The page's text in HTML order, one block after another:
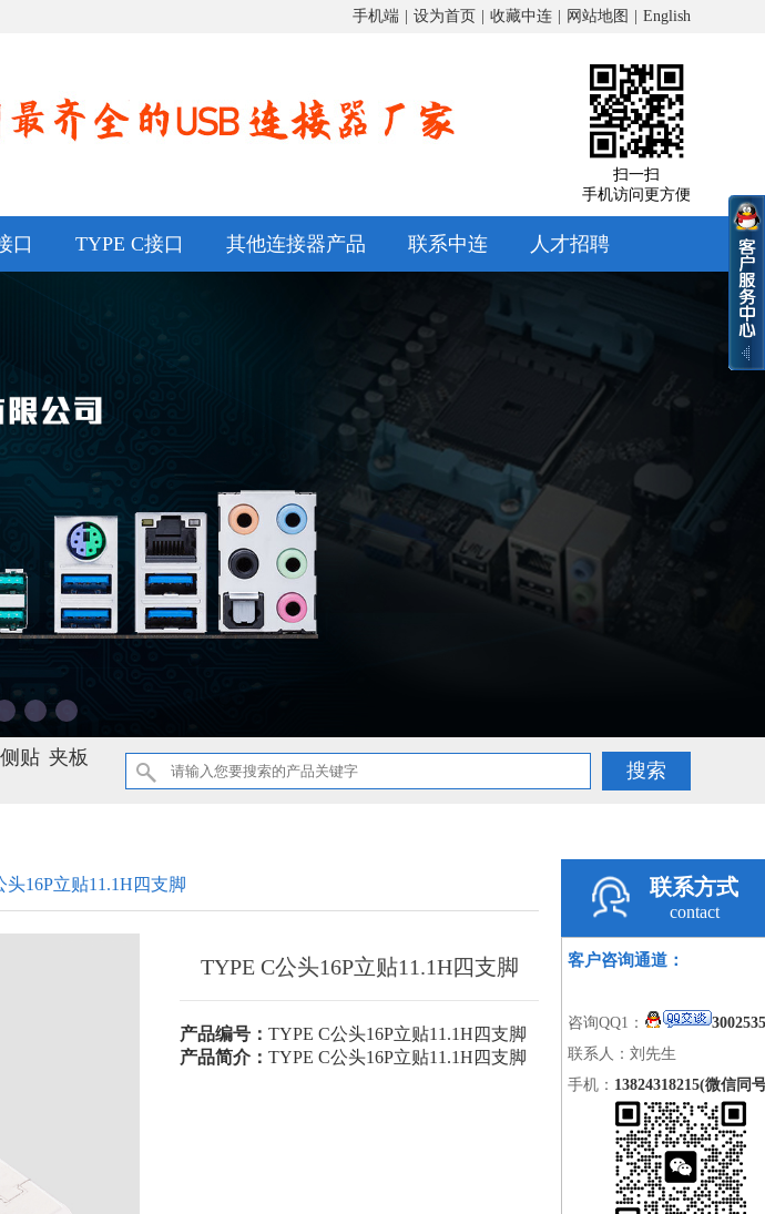
手机端 设为首页 收藏中连 网站地图 English
扫一扫
手机访问更方便
口 TYPE C接口 其他连接器产品 联系中连 人才招聘
侧贴 夹板
头16P立贴11.1H四支脚
TYPE C公头16P立贴11.1H四支脚
产品编号： TYPE C公头16P立贴11.1H四支脚
产品简介： TYPE C公头16P立贴11.1H四支脚
联系方式
contact
客户咨询通道：
咨询QQ1：
联系人：刘先生
手机： 13824318215(微信同